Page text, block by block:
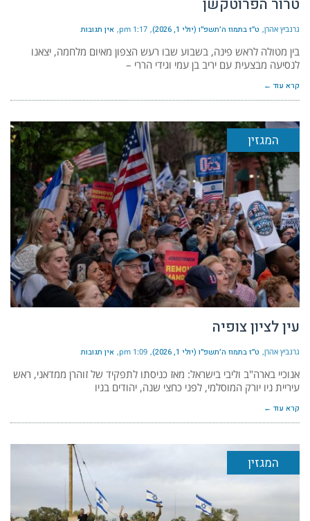
טרור הפרוטקשן
גרנביץ אהרן ט״ז בתמוז ה׳תשפ״ו (יולי 1, 2026) 1:17 pm אין תגובות
בין מטולה לראש פינה, בשבוע שבו רעש הצפון מאיום מלחמה, יצאנו
לנסיעה מבצעית עם יריב בן עמי וגידי הררי –
קרא עוד ←
המגזין
עין לציון צופיה
גרנביץ אהרן ט״ז בתמוז ה׳תשפ״ו (יולי 1, 2026) 1:09 pm אין תגובות
אנוכיי בארה"ב וליבי בישראל: מאז כניסתו לתפקיד של זוהרן ממדאני, ראש
עיריית ניו יורק המוסלמי, לפני כחצי שנה, יהודים בניו
קרא עוד ←
המגזין